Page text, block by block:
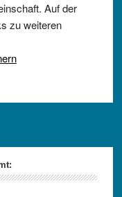
Auf der
zu weiteren